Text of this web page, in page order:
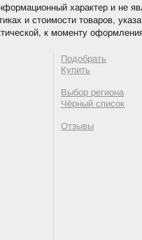
характер и не
и стоимости товаров,
к моменту
Подобрать
Купить
Выбор региона
Чёрный список
Отзывы